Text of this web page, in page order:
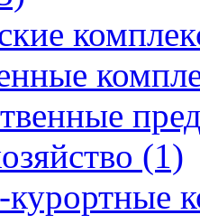
(1)
курортные